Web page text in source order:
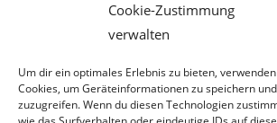
Cookie-Zustimmung
verwalten
Um dir ein optimales Erlebnis zu bieten,
Cookies, um Geräteinformationen zu speichern
zuzugreifen. Wenn du diesen Technologien
Antwort von Deles
Liebe(r) Herr/Frau Irgendwer,